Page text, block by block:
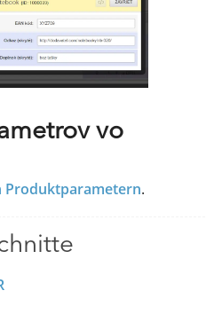
vo
Produktparametern.